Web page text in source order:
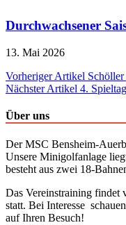
Durchwachsener
13. Mai 2026
Vorheriger Artikel
Nächster Artikel 4.
Über uns
Der MSC Bensheim-
Unsere Minigolfanlage
besteht aus zwei 18-
Das Vereinstraining findet
statt. Bei Interesse
auf Ihren Besuch!